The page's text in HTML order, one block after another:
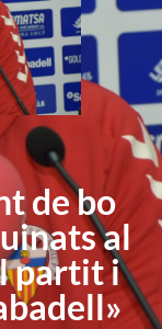
de bo
al
partit i